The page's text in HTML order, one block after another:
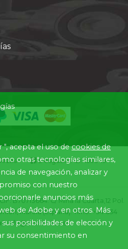
Desguace ID. 1505-19
B70713664. C/ Mina la Cuarta,12 Pol.
Murcia (España). Tlfno. +34 634
info@ecomotos.es
", acepta el uso decookies de
otras tecnologías similares,
de navegación, analizar y
con nuestro
anuncios más
de Adobe y en otros. Más
posibilidades de elección y
su consentimiento en